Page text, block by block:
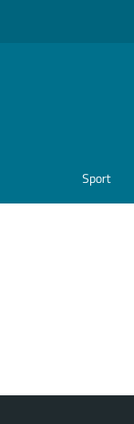
Sport